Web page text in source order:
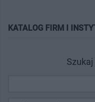
KATALOG FIRM I